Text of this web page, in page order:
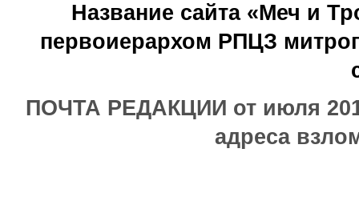
Название сайта «Меч и
первоиерархом РПЦЗ
ПОЧТА РЕДАКЦИИ от июля
адреса